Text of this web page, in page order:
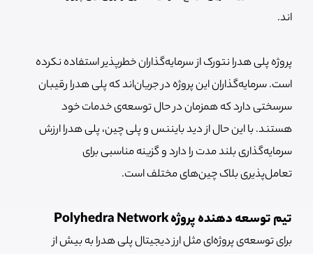
اند.
پروژه پلی هدرا نتورک از سرمایه‌گذاران خطرپذیر استفاده نکرده
است.سرمایه‌گذاران این پروژه در جریان‌اند که پلی هدرا رقیبان
سرسختی دارد که همزمان در حال توسعه‌ی خدمات خود
هستند. با این حال از دید بایننس و پلی چین، پلی هدرا ارزش
سرمایه‌گذاری بلند مدت را دارد و گزینه مناسبی برای
تعامل‌پذیری بلاک چین‌های مختلف است.
تیم توسعه دهنده پروژه Polyhedra Network
برای توسعه‌ی پروژه‌ای مثل ارز دیجیتال پلی هدرا به بیش از